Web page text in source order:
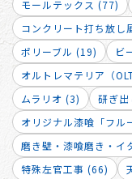
モールテックス (77)
コンクリート打ち放し
ポリーブル (19)
ビ
オルトレマテリア（
ムラリオ (3)
研ぎ
オリジナル漆喰「フル
磨き壁・漆喰磨き・イ
特殊左官工事 (66)